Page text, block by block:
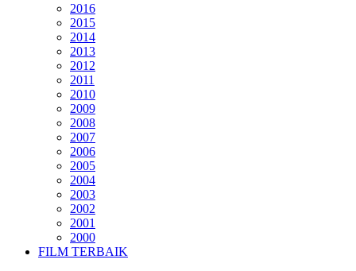
2016
2015
2014
2013
2012
2011
2010
2009
2008
2007
2006
2005
2004
2003
2002
2001
2000
FILM TERBAIK